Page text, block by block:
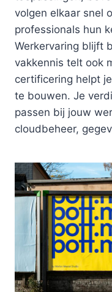
volgen elkaar snel
professionals hun
Werkervaring blijft
vakkennis telt ook
certificering helpt
te bouwen. Je
passen bij jouw
cloudbeheer,